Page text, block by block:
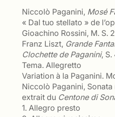
Niccolò Paganini, Mosé
« Dal tuo stellato » de
Gioachino Rossini, M. S.
Franz Liszt, Grande
Clochette de Paganini,
Tema. Allegretto
Variation à la Paganini.
Niccolò Paganini, Sonata
extrait du Centone di
1. Allegro presto